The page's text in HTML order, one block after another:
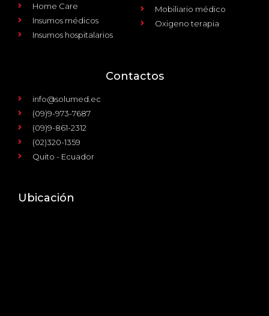
Home Care
Insumos médicos
Insumos hospitalarios
Mobiliario médico
Oxigeno terapia
Contactos
info@solumed.ec
(09)9-973-7687
(09)9-861-2312
(02)320-1359
Quito - Ecuador
Ubicación